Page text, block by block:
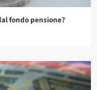
fondo pensione?